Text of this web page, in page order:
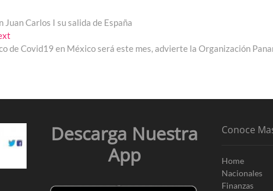
Carlos I su salida de España
post:
de Covid19 en México será este mes, advierte la Organización
Descarga Nuestra
App
Conoce
Home
Nacionales
Finanzas